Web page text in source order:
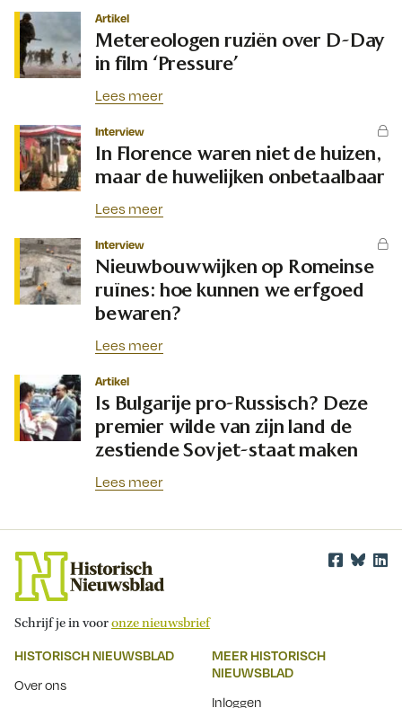
Artikel
Metereologen ruziën over D-Day
in film ‘Pressure’
Lees meer
Interview
In Florence waren niet de huizen,
maar de huwelijken onbetaalbaar
Lees meer
Interview
Nieuwbouwwijken op Romeinse
ruïnes: hoe kunnen we erfgoed
bewaren?
Lees meer
Artikel
Is Bulgarije pro-Russisch? Deze
premier wilde van zijn land de
zestiende Sovjet-staat maken
Lees meer
Schrijf je in vooronze nieuwsbrief
HISTORISCH NIEUWSBLAD
Over ons
MEER HISTORISCH
NIEUWSBLAD
Inloggen